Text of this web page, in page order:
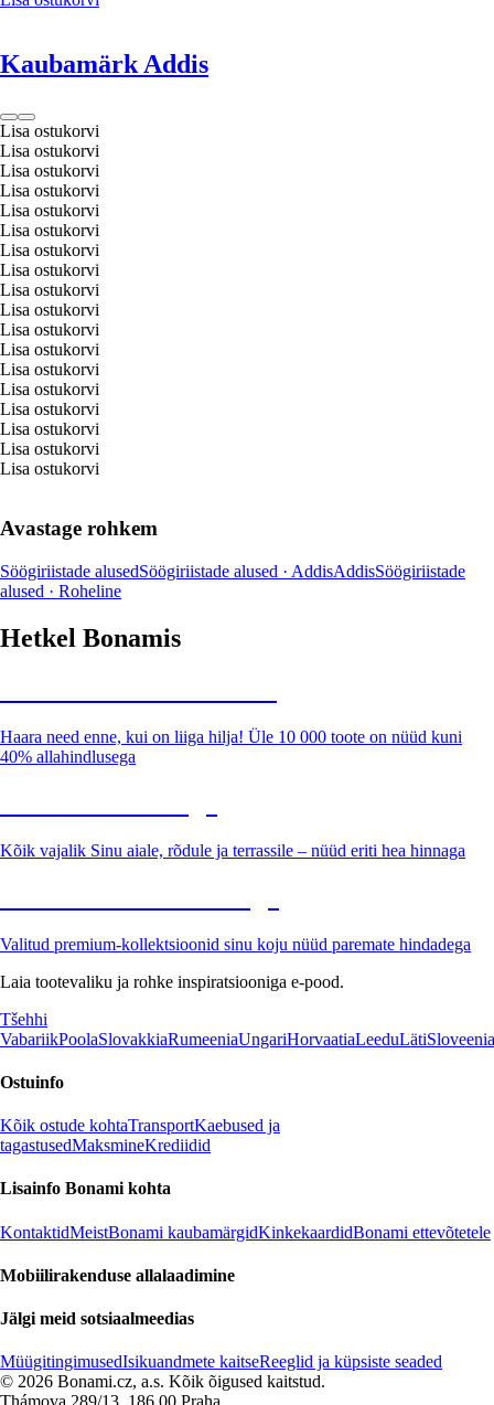
Kaubamärk Addis
Lisa ostukorvi
Lisa ostukorvi
Lisa ostukorvi
Lisa ostukorvi
Lisa ostukorvi
Lisa ostukorvi
Lisa ostukorvi
Lisa ostukorvi
Lisa ostukorvi
Lisa ostukorvi
Lisa ostukorvi
Lisa ostukorvi
Lisa ostukorvi
Lisa ostukorvi
Lisa ostukorvi
Lisa ostukorvi
Lisa ostukorvi
Lisa ostukorvi
Avastage rohkem
Söögiriistade alusedSöögiriistade alused · AddisAddisSöögiriistade
alused · Roheline
Hetkel Bonamis
Haara need enne, kui on liiga hilja! Üle 10 000 toote on nüüd kuni
40% allahindlusega
Kõik vajalik Sinu aiale, rõdule ja terrassile – nüüd eriti hea hinnaga
Valitud premium-kollektsioonid sinu koju nüüd paremate hindadega
Laia tootevaliku ja rohke inspiratsiooniga e-pood.
Tšehhi
VabariikPoolaSlovakkiaRumeeniaUngariHorvaatiaLeeduLätiSloveenia
Ostuinfo
Kõik ostude kohtaTransportKaebused ja
tagastusedMaksmineKrediidid
Lisainfo Bonami kohta
KontaktidMeistBonami kaubamärgidKinkekaardidBonami ettevõtetele
Mobiilirakenduse allalaadimine
Jälgi meid sotsiaalmeedias
MüügitingimusedIsikuandmete kaitseReeglid ja küpsiste seaded
© 2026 Bonami.cz, a.s. Kõik õigused kaitstud.